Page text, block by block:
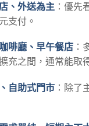
、外送為主 ：優先
支付。
啡廳、早午餐店 ：
充之間，通常能取
自助式門市 ：除了